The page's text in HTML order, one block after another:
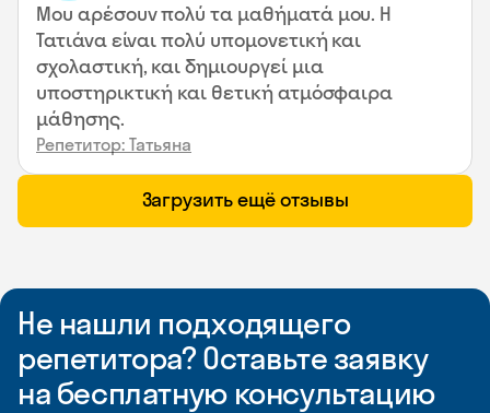
Μου αρέσουν πολύ τα μαθήματά μου. Η
Τατιάνα είναι πολύ υπομονετική και
σχολαστική, και δημιουργεί μια
υποστηρικτική και θετική ατμόσφαιρα
μάθησης.
Репетитор: Татьяна
Загрузить ещё отзывы
Не нашли подходящего
репетитора? Оставьте заявку
на бесплатную консультацию